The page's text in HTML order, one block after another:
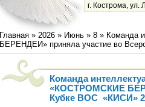
г. Кострома, ул.
Главная » 2026 » Июнь » 8 » Команда
БЕРЕНДЕИ» приняла участие во
Команда
«КОСТРОМСКИЕ
Кубке ВОС «КИСИ»